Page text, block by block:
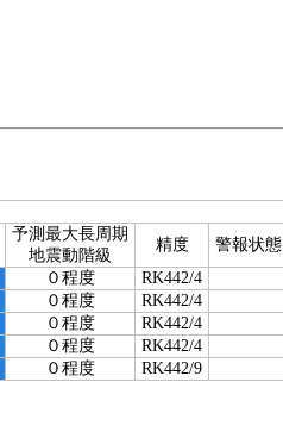
予測最大長周期
地震動階級
精度
警報状態
０程度
RK442/4
０程度
RK442/4
０程度
RK442/4
０程度
RK442/4
０程度 RK442/9